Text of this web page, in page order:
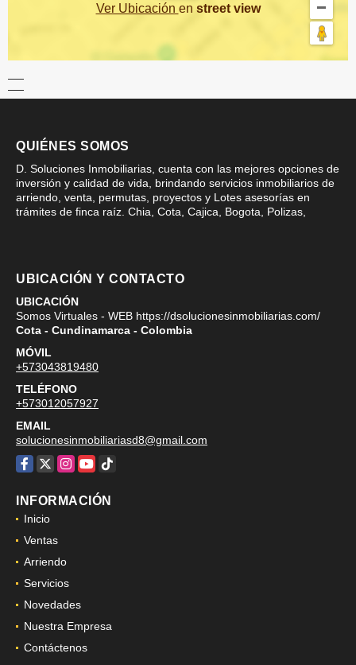
Ver Ubicación en street view
QUIÉNES SOMOS
D. Soluciones Inmobiliarias, cuenta con las mejores opciones de
inversión y calidad de vida, brindando servicios inmobiliarios de
arriendo, venta, permutas, proyectos y Lotes asesorías en
trámites de finca raíz. Chia, Cota, Cajica, Bogota, Polizas,
UBICACIÓN Y CONTACTO
UBICACIÓN
Somos Virtuales - WEB https://dsolucionesinmobiliarias.com/
Cota - Cundinamarca - Colombia
MÓVIL
+573043819480
TELÉFONO
+573012057927
EMAIL
solucionesinmobiliariasd8@gmail.com
Facebook
X Instagram
YouTube
TikTok
INFORMACIÓN
Inicio
Ventas
Arriendo
Servicios
Novedades
Nuestra Empresa
Contáctenos